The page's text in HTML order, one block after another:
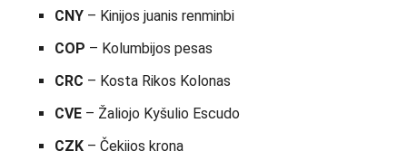
CNY – Kinijos juanis renminbi
COP – Kolumbijos pesas
CRC – Kosta Rikos Kolonas
CVE – Žaliojo Kyšulio Escudo
CZK – Čekijos krona